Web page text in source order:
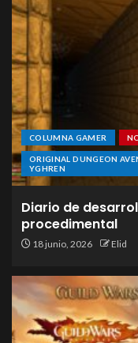
COLUMNA GAMER
ORIGINAL DUNGEON
YGHREN
Diario de
procedimental
18 junio, 2026 Elid